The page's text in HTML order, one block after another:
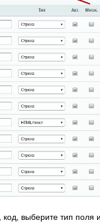
выберите тип